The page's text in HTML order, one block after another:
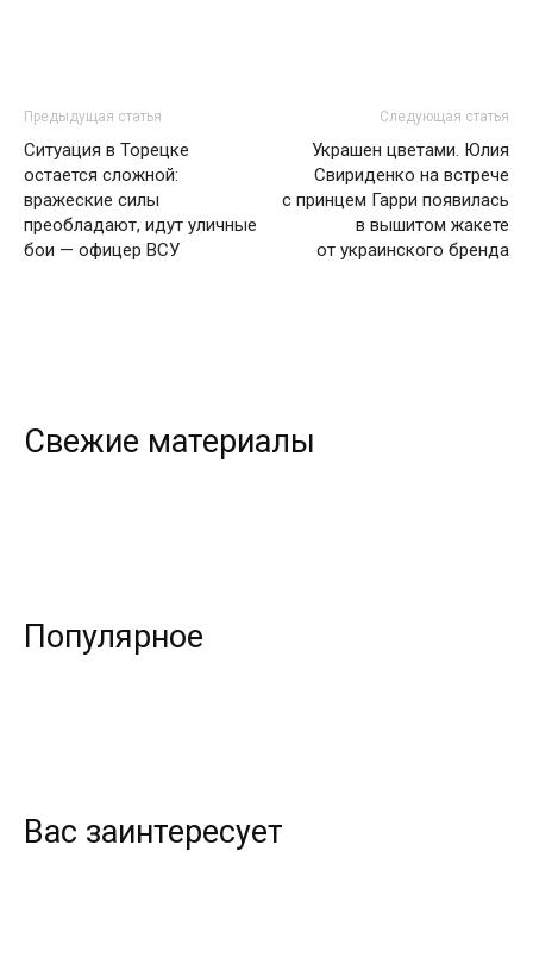
Предыдущая статья
Ситуация в Торецке
остается сложной:
вражеские силы
преобладают, идут уличные
бои — офицер ВСУ
Следующая статья
Украшен цветами. Юлия
Свириденко на встрече
с принцем Гарри появилась
в вышитом жакете
от украинского бренда
Свежие материалы
Популярное
Вас заинтересует